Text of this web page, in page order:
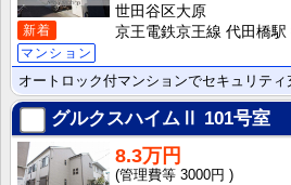
新着
マンション
世田谷区大原
京王電鉄京王線 代田橋駅
グルクスハイムⅡ 101号室
8.3万円
3000円